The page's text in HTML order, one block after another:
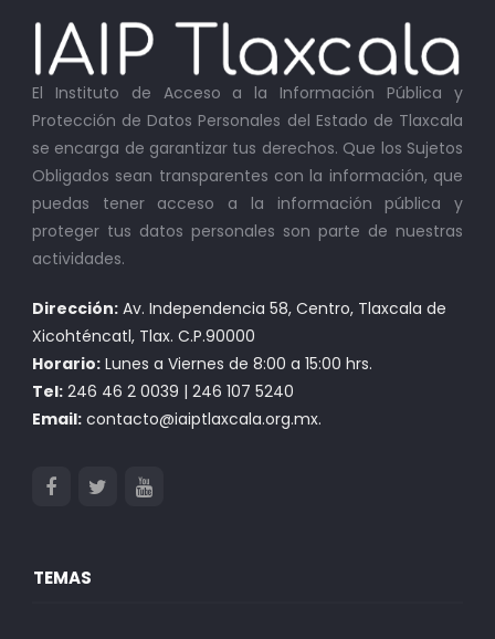
El Instituto de Acceso a la Información Pública y
Protección de Datos Personales del Estado de Tlaxcala
se encarga de garantizar tus derechos. Que los Sujetos
Obligados sean transparentes con la información, que
puedas tener acceso a la información pública y
proteger tus datos personales son parte de nuestras
actividades.
Dirección:Av. Independencia 58, Centro, Tlaxcala de
Xicohténcatl, Tlax. C.P.90000
Horario:Lunes a Viernes de 8:00 a 15:00 hrs.
Tel:246 46 2 0039 | 246 107 5240
Email:contacto@iaiptlaxcala.org.mx.
TEMAS